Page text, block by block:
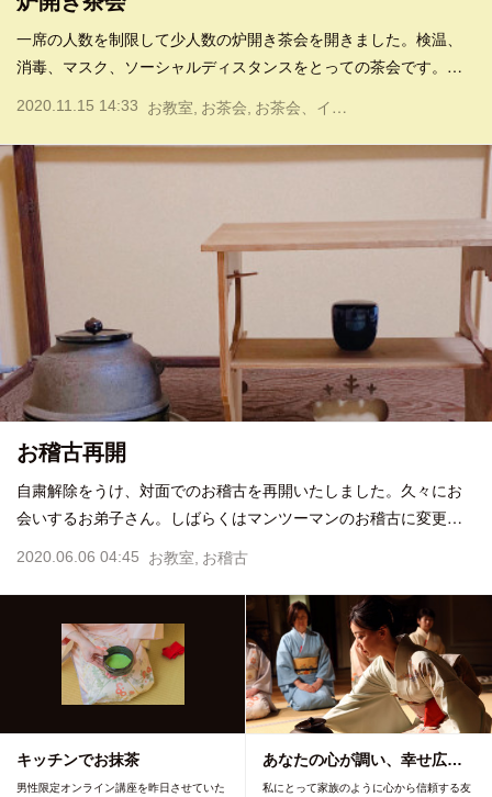
一席の人数を制限して少人数の炉開き茶会を開きました。検温、
消毒、マスク、ソーシャルディスタンスをとっての茶会です。…
2020.11.15 14:33 お教室 お茶会 お茶会、イベント
お稽古再開
自粛解除をうけ、対面でのお稽古を再開いたしました。久々にお
会いするお弟子さん。しばらくはマンツーマンのお稽古に変更…
2020.06.06 04:45 お教室 お稽古
キッチンでお抹茶
男性限定オンライン講座を昨日させていた
あなたの心が調い、幸せ広…
私にとって家族のように心から信頼する友